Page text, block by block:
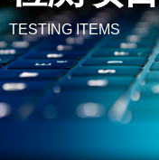
TESTING ITEMS